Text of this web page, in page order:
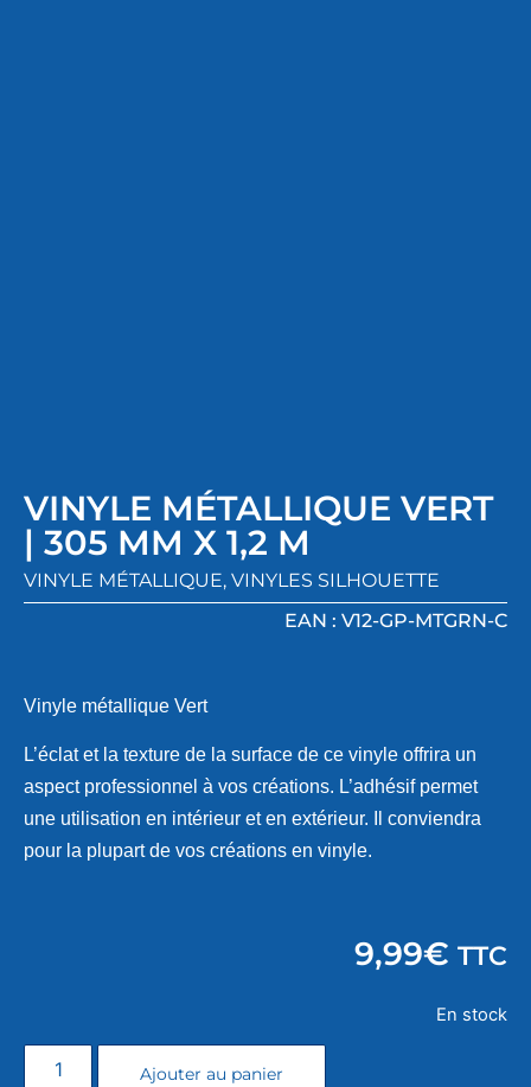
VINYLE MÉTALLIQUE VERT
| 305 MM X 1,2 M
VINYLE MÉTALLIQUE, VINYLES SILHOUETTE
EAN : V12-GP-MTGRN-C
Vinyle métallique Vert
L’éclat et la texture de la surface de ce vinyle offrira un
aspect professionnel à vos créations. L’adhésif permet
une utilisation en intérieur et en extérieur. Il conviendra
pour la plupart de vos créations en vinyle.
9,99€ TTC
En stock
Ajouter au panier